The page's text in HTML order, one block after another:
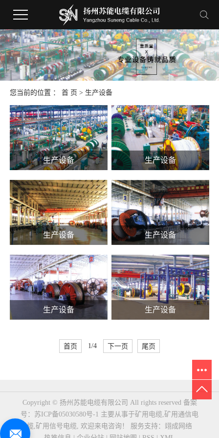
您当前的位置 ：首 页 > 生产设备
生产设备 生产设备
生产设备 生产设备
生产设备 生产设备
首页 1/4 下一页 尾页
Copyright © 扬州苏能电缆有限公司 All rights reserved 备案
号： 苏ICP备05030580号-1 主要从事于矿用电缆 矿用通信电
缆 矿用信号电缆 , 欢迎来电咨询！ 服务支持： 翊成网络